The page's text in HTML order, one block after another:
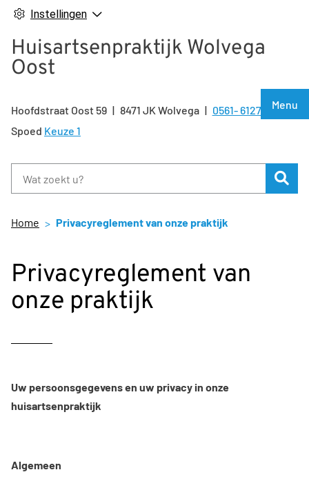
Instellingen
Huisartsenpraktijk Wolvega
Oost
Menu
Hoofdstraat Oost 59 8471 JK Wolvega Tel:
0561- 612722
Spoed Keuze 1
Home Privacyreglement van onze praktijk
Privacyreglement van
onze praktijk
Uw persoonsgegevens en uw privacy in onze
huisartsenpraktijk
Algemeen